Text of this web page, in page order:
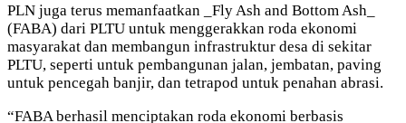
PLN juga terus memanfaatkan _Fly Ash and Bottom Ash_
(FABA) dari PLTU untuk menggerakkan roda ekonomi
masyarakat dan membangun infrastruktur desa di sekitar
PLTU, seperti untuk pembangunan jalan, jembatan, paving
untuk pencegah banjir, dan tetrapod untuk penahan abrasi.
“FABA berhasil menciptakan roda ekonomi berbasis